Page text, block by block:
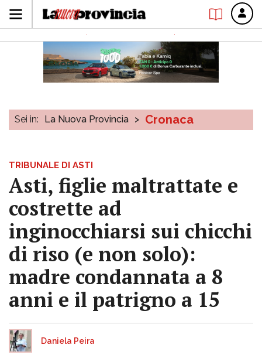
Sei in: La Nuova Provincia > Cronaca
TRIBUNALE DI ASTI
Asti, figlie maltrattate e
costrette ad
inginocchiarsi sui chicchi
di riso (e non solo):
madre condannata a 8
anni e il patrigno a 15
Daniela Peira